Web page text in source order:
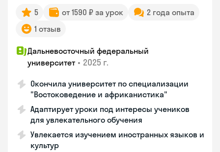
5 от 1590 ₽ за урок
2 года опыта
1 отзыв
Дальневосточный федеральный
университет • 2025 г.
Окончила университет по специализации
"Востоковедение и африканистика"
Адаптирует уроки под интересы учеников
для увлекательного обучения
Увлекается изучением иностранных языков и
культур